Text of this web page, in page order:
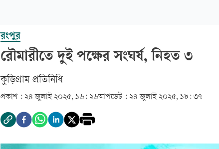
রংপুর
রৌমারীতে দুই পক্ষের সংঘর্ষ, নিহত ৩
কুড়িগ্রাম প্রতিনিধি
প্রকাশ : ২৪ জুলাই ২০২৫, ১৬: ২৬আপডেট : ২৪ জুলাই ২০২৫, ১৮: ৩৭